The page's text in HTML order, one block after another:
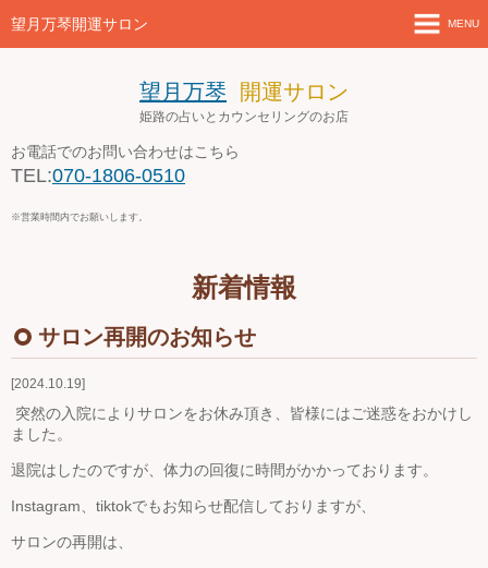
望月万琴開運サロン
望月万琴 開運サロン
姫路の占いとカウンセリングのお店
お電話でのお問い合わせはこちら
TEL:070-1806-0510
※営業時間内でお願いします。
MENU
店舗案内とアクセス
お問い合わせ
４月の営業案内
新着情報
2024.10.19
サロン再開のお知らせ
突然の入院によりサロンをお休み頂き、皆様にはご迷惑をおかけし
ました。
退院はしたのですが、体力の回復に時間がかかっております。
Instagram、tiktokでもお知らせ配信しておりますが、
サロンの再開は、